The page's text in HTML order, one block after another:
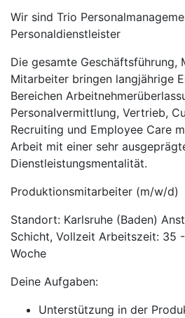
Wir sind Trio
Personaldienstleister
Die gesamte Geschäftsführung,
Mitarbeiter bringen langjährige
Bereichen
Personalvermittlung, Vertrieb,
Recruiting und Employee Care
Arbeit mit einer sehr
Dienstleistungsmentalität.
Produktionsmitarbeiter (m/w/d)
Standort: Karlsruhe (Baden)
Schicht, Vollzeit Arbeitszeit: 35
Woche
Deine Aufgaben:
​​​​​​Unterstützung in der